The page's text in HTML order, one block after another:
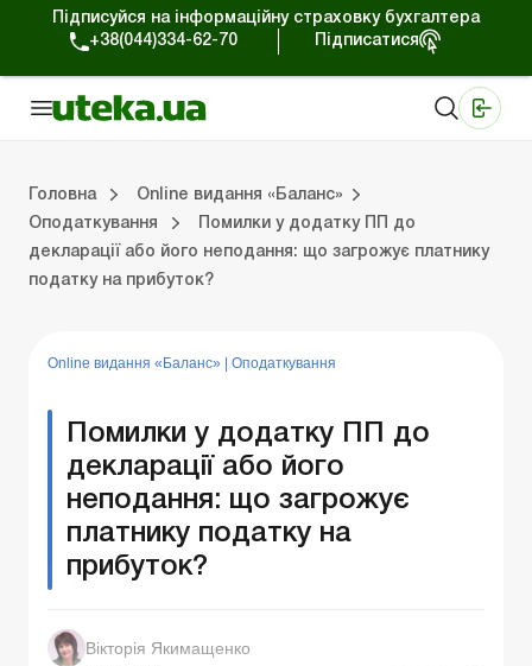
Підписуйся на інформаційну страховку бухгалтера
+38(044)334-62-70
Підписатися
Головна
Online видання «Баланс»
Оподаткування
Помилки у додатку ПП до
декларації або його неподання: що загрожує платнику
податку на прибуток?
Online видання «Баланс» Оподаткування
Помилки у додатку ПП до
декларації або його
неподання: що загрожує
платнику податку на
прибуток?
Вікторія Якимащенко